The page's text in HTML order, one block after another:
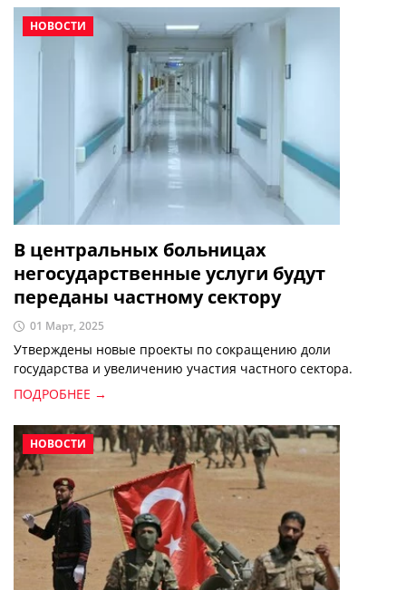
НОВОСТИ
В центральных больницах
негосударственные услуги будут
переданы частному сектору
01 Март, 2025
Утверждены новые проекты по сокращению доли
государства и увеличению участия частного сектора.
ПОДРОБНЕЕ →
НОВОСТИ